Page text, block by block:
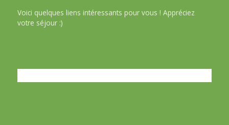
Voici quelques liens intéressants pour vous ! Appréciez
votre séjour :)